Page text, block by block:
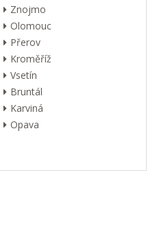
Znojmo
Olomouc
Přerov
Kroměříž
Vsetín
Bruntál
Karviná
Opava